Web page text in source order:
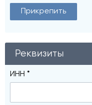
Прикрепить
Реквизиты
ИНН *